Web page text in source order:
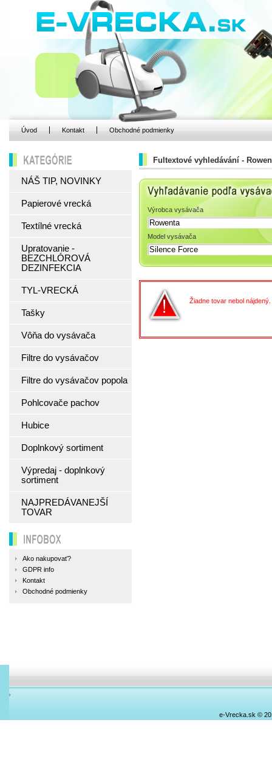
Úvod Kontakt Obchodné podmienky
Fultextové vyhledávání -
Vyhľadávanie podľa
Výrobca vysávača
Model vysávača
Žiadne tovar nebol nájdený.
KATEGÓRIE
NÁŠ TIP, NOVINKY
Papierové vrecká
Textílné vrecká
Upratovanie -
BEZCHLÓROVÁ
DEZINFEKCIA
TYL-VRECKÁ
Tašky
Vôňa do vysávača
Filtre do vysávačov
Filtre do vysávačov popola
Pohlcovače pachov
Hubice
Doplnkový sortiment
Výpredaj - doplnkový
sortiment
NAJPREDÁVANEJŠÍ
TOVAR
INFOBOX
Ako nakupovať?
GDPR info
Kontakt
Obchodné podmienky
e-Vrecka.sk ©